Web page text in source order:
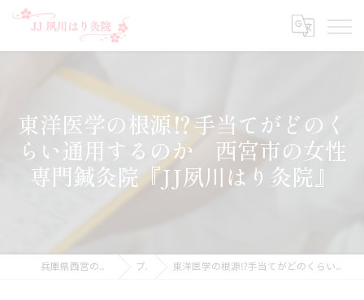
東洋医学の根源⁉︎手当てがどのく
らい通用するのか 西宮市の女性
専門鍼灸院『JJ夙川はり灸院』
兵庫県西宮の鍼灸院ならJJ夙川はり灸院 ブログ 東洋医学の根源⁉︎手当てがどのくらい通用するのか 西宮市の女性専門鍼灸院『JJ夙川はり灸院』